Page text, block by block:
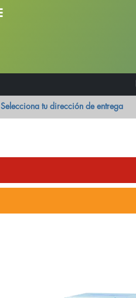
Selecciona tu dirección de entrega